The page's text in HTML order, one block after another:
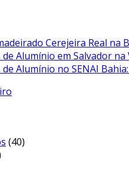
Cerejeira Real na
Alumínio em Salvador na
Alumínio no SENAI
(40)